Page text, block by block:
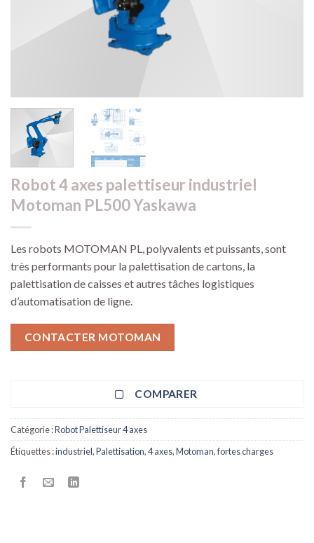
Robot 4 axes palettiseur industriel
Motoman PL500 Yaskawa
Les robots MOTOMAN PL, polyvalents et puissants, sont
très performants pour la palettisation de cartons, la
palettisation de caisses et autres tâches logistiques
d’automatisation de ligne.
CONTACTER MOTOMAN
COMPARER
Catégorie :Robot Palettiseur 4 axes
Étiquettes :industriel,Palettisation,4 axes,Motoman,fortes charges